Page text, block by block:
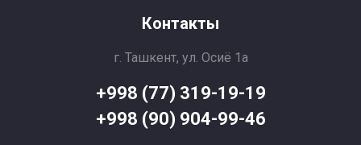
Контакты
г. Ташкент, ул. Осиё 1a
+998 (77) 319-19-19
+998 (90) 904-99-46